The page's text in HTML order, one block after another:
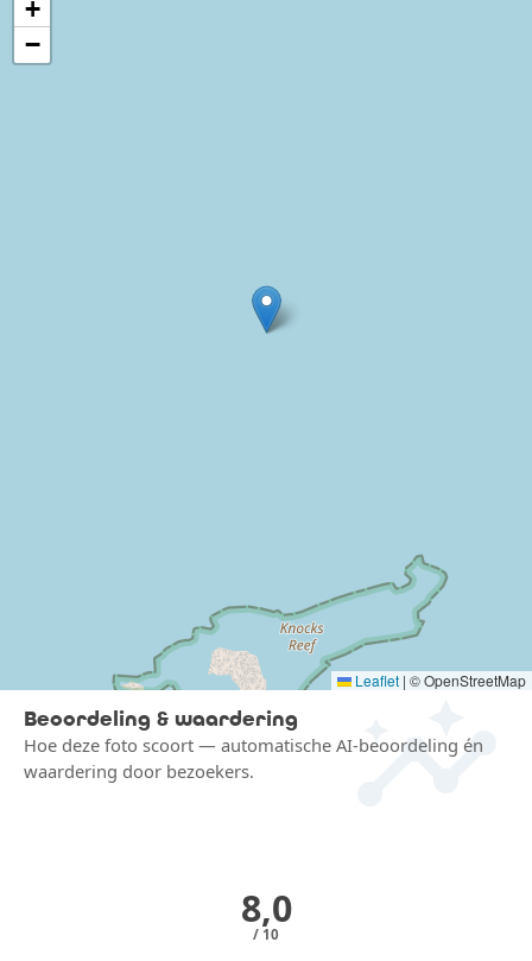
+
−
Leaflet | © OpenStreetMap
insights
Beoordeling & waardering
Hoe deze foto scoort — automatische AI-beoordeling én
waardering door bezoekers.
8,0
/ 10